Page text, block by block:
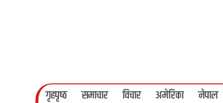
गृहपृष्‍ठ समाचार विचार अमेरिका नेपाल